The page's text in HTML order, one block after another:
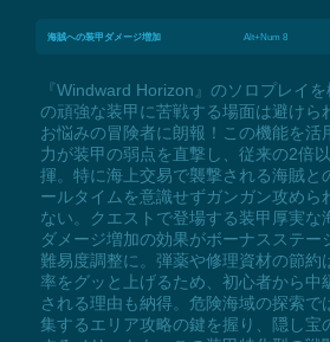
海賊への装甲ダメージ増加 Alt+Num 8
『Windward Horizon』のソロプレイ
の頑強な装甲に苦戦する場面は避けら
お悩みの冒険者に朗報！この機能を活
力が装甲の弱点を直撃し、従来の2倍
揮。特に海上交易で襲撃される海賊と
ールタイムを意識せずガンガン攻めら
ない。クエストで登場する装甲厚実な
ダメージ増加の効果がボーナスステー
難易度調整に。弾薬や修理資材の節約
率をグッと上げるため、初心者から中
される理由も納得。危険海域の探索で
集するエリア攻略の鍵を握り、隠し宝